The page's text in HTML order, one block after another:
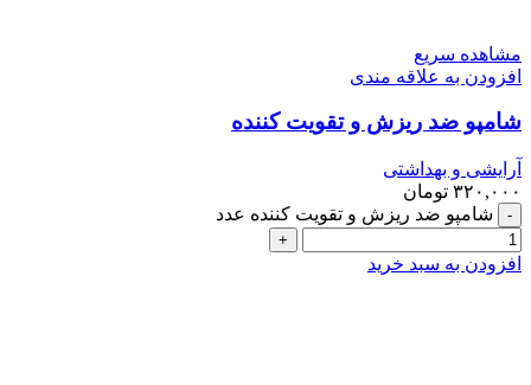
مشاهده سریع
افزودن به علاقه مندی
شامپو ضد ریزش و تقویت کننده
آرایشی و بهداشتی
۳۲۰,۰۰۰ تومان
شامپو ضد ریزش و تقویت کننده عدد
افزودن به سبد خرید